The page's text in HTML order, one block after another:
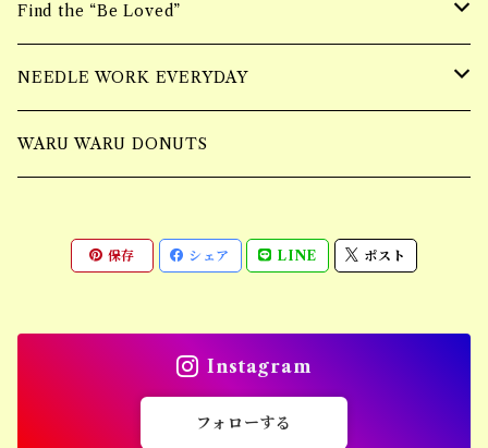
ニーハイBAG
ショルダーBAG
Bracelet
Earring
Accessory
Piercing
Bracelet
Find the “Be Loved”
wall hangging vase
Mulch Flower Bag
NEEDLE WORK EVERYDAY
tufting bag
WARU WARU DONUTS
保存 シェア LINE ポスト
Instagram
フォローする